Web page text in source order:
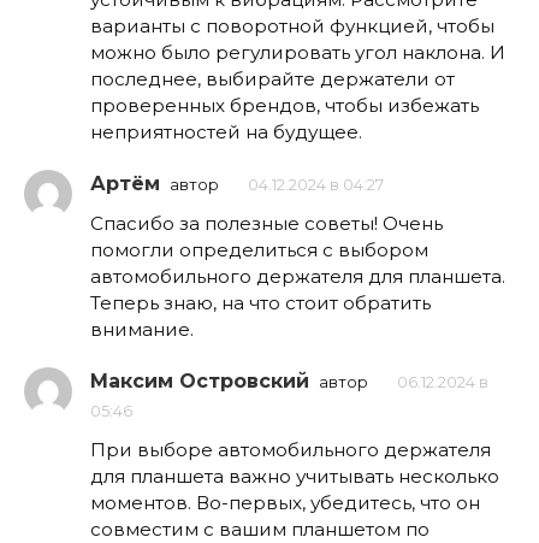
варианты с поворотной функцией, чтобы
можно было регулировать угол наклона. И
последнее, выбирайте держатели от
проверенных брендов, чтобы избежать
неприятностей на будущее.
Артём автор 04.12.2024 в 04:27
Спасибо за полезные советы! Очень
помогли определиться с выбором
автомобильного держателя для планшета.
Теперь знаю, на что стоит обратить
внимание.
Максим Островский автор
06.12.2024 в
05:46
При выборе автомобильного держателя
для планшета важно учитывать несколько
моментов. Во-первых, убедитесь, что он
совместим с вашим планшетом по